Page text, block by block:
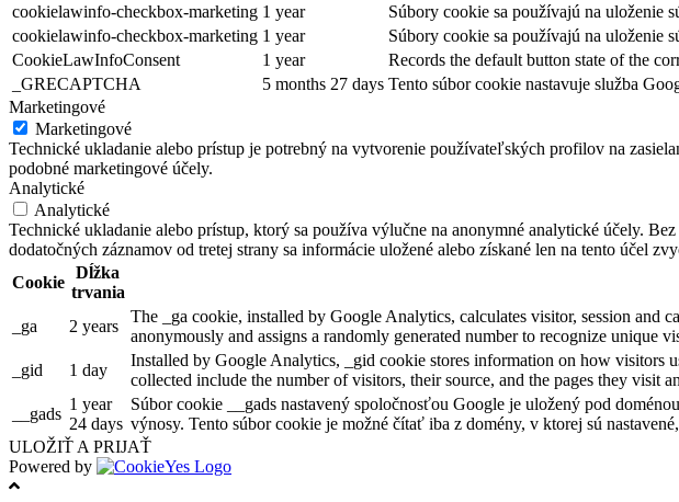
cookielawinfo-checkbox-marketing 1 year
Súbory cookie sa používajú na uloženie
cookielawinfo-checkbox-marketing 1 year
Súbory cookie sa používajú na uloženie
CookieLawInfoConsent
1 year
Records the default button state of the
_GRECAPTCHA
5 months 27 days Tento súbor cookie nastavuje služba
Marketingové
Marketingové
Technické ukladanie alebo prístup je potrebný na vytvorenie používateľských profilov na
podobné marketingové účely.
Analytické
Analytické
Technické ukladanie alebo prístup, ktorý sa používa výlučne na anonymné analytické účely.
dodatočných záznamov od tretej strany sa informácie uložené alebo získané len na tento účel
Cookie
Dĺžka
trvania
_ga 2 years
The _ga cookie, installed by Google Analytics, calculates visitor, session and
anonymously and assigns a randomly generated number to recognize unique
_gid
1 day
Installed by Google Analytics, _gid cookie stores information on how visitors
collected include the number of visitors, their source, and the pages they visit
__gads
1 year
24 days
Súbor cookie __gads nastavený spoločnosťou Google je uložený pod
výnosy. Tento súbor cookie je možné čítať iba z domény, v ktorej sú
ULOŽIŤ A PRIJAŤ
Powered by